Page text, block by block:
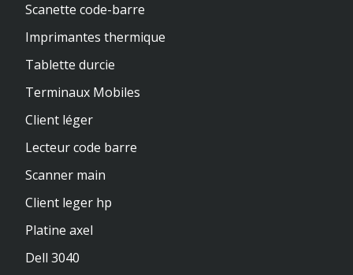
Scanette code-barre
Imprimantes thermique
Tablette durcie
Terminaux Mobiles
Client léger
Lecteur code barre
Scanner main
Client leger hp
Platine axel
Dell 3040